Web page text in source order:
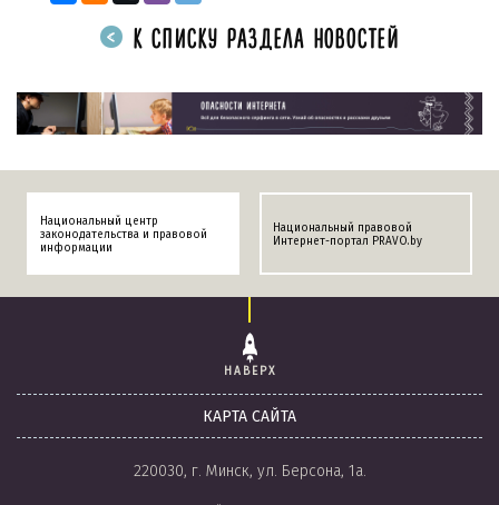
К СПИСКУ РАЗДЕЛА НОВОСТЕЙ
Национальный центр
законодательства и правовой
информации
Национальный правовой
Интернет-портал PRAVO.by
НАВЕРХ
КАРТА САЙТА
220030, г. Минск, ул. Берсона, 1а.